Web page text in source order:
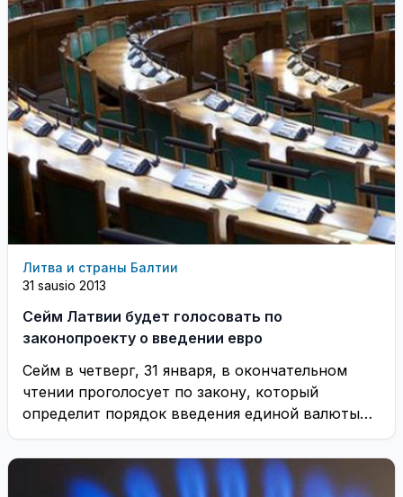
Литва и страны Балтии
31 sausio 2013
Сейм Латвии будет голосовать по
законопроекту о введении евро
Сейм в четверг, 31 января, в окончательном
чтении проголосует по закону, который
определит порядок введения единой валюты
Европейского союза — ...